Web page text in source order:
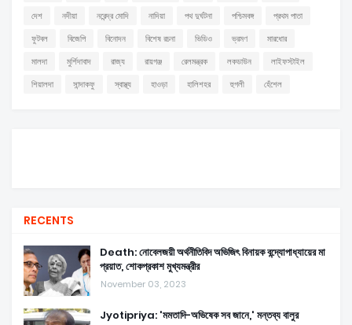
দেশ
নদীয়া নরেন্দ্র মোদি নাদিয়া পথ দুর্ঘটনা পশ্চিমবঙ্গ
প্রথম পাতা
ফুটবল
বিজেপি বিনোদন বিশেষ রচনা ভিডিও ভ্রমণ
মারধোর
মালদা
মুর্শিদাবাদ রাজ্য রায়গঞ্জ রেলমন্ত্রক লকডাউন
লাইফস্টাইল
শিয়ালদা
সান্দাকফু স্বাস্থ্য হাওড়া হালিশহর হুগলী হেঁশেল
RECENTS
Death: নোবেলজয়ী অর্থনীতিবিদ অভিজিৎ বিনায়ক বন্দ্যোপাধ্যায়ের মা
প্রয়াত, শোকপ্রকাশ মুখ্যমন্ত্রীর
November 03, 2023
Jyotipriya: 'মমতাদি-অভিষেক সব জানে,' মন্তব্য বালুর